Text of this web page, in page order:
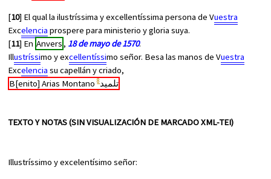
[10] El qual la ilustríssima y excellentíssima persona de Vuestra
Excelencia prospere para ministerio y gloria suya.
[11] En Anvers, 18 de mayo de 1570.
Illustríssimo y excellentíssimo señor. Besa las manos de Vuestra
Excelencia su capellán y criado,
B[enito] Arias Montano تلميد8
TEXTO Y NOTAS (SIN VISUALIZACIÓN DE MARCADO XML-TEI)
Illustríssimo y excelentísimo señor: